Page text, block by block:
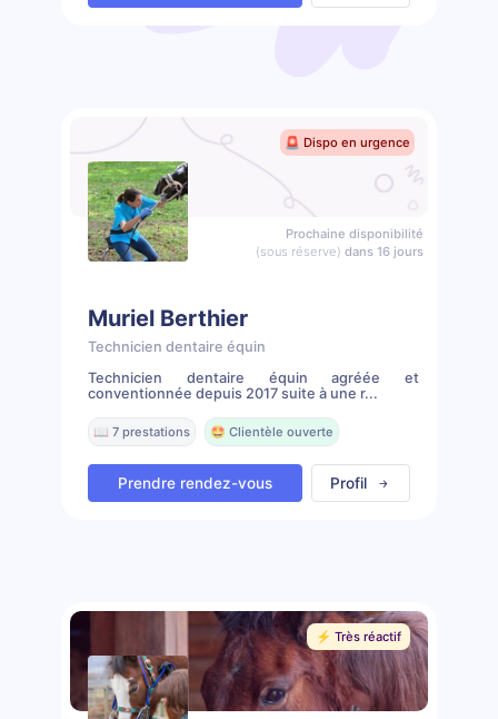
🚨 Dispo en urgence
Prochaine disponibilité
(sous réserve) dans 16 jours
Muriel Berthier
Technicien dentaire équin
Technicien dentaire équin agréée et
conventionnée depuis 2017 suite à une r...
📖 7 prestations 🤩 Clientèle ouverte
Prendre rendez-vous Profil
⚡️ Très réactif